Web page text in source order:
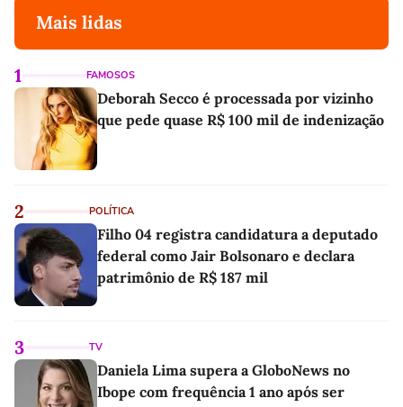
Mais lidas
1 FAMOSOS
Deborah Secco é processada por vizinho
que pede quase R$ 100 mil de indenização
2 POLÍTICA
Filho 04 registra candidatura a deputado
federal como Jair Bolsonaro e declara
patrimônio de R$ 187 mil
3 TV
Daniela Lima supera a GloboNews no
Ibope com frequência 1 ano após ser